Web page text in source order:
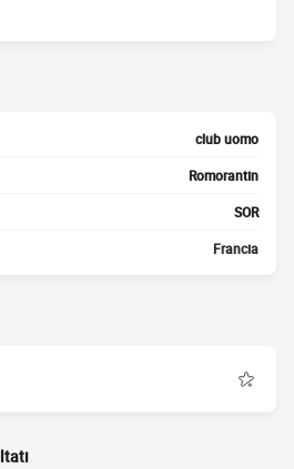
club uomo
Romorantin
SOR
Francia